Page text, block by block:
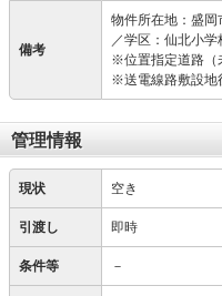
備考
物件所在地：盛岡
／学区：仙北小
※位置指定道路（
※送電線路敷設地
管理情報
現状 空き
引渡し 即時
条件等 －